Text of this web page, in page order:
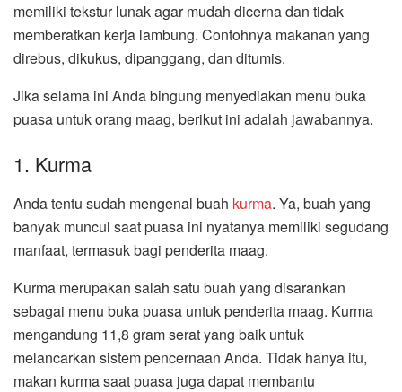
memiliki tekstur lunak agar mudah dicerna dan tidak
memberatkan kerja lambung. Contohnya makanan yang
direbus, dikukus, dipanggang, dan ditumis.
Jika selama ini Anda bingung menyediakan menu buka
puasa untuk orang maag, berikut ini adalah jawabannya.
1. Kurma
Anda tentu sudah mengenal buah kurma. Ya, buah yang
banyak muncul saat puasa ini nyatanya memiliki segudang
manfaat, termasuk bagi penderita maag.
Kurma merupakan salah satu buah yang disarankan
sebagai menu buka puasa untuk penderita maag. Kurma
mengandung 11,8 gram serat yang baik untuk
melancarkan sistem pencernaan Anda. Tidak hanya itu,
makan kurma saat puasa juga dapat membantu